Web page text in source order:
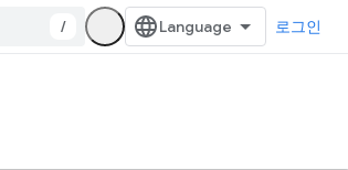
/ 로그인